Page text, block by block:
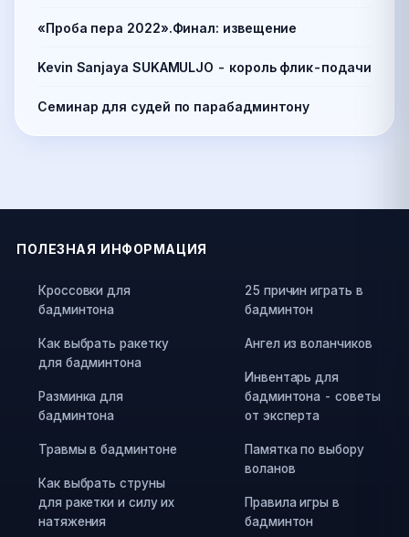
«Проба пера 2022».Финал: извещение
Kevin Sanjaya SUKAMULJO - король флик-подачи
Семинар для судей по парабадминтону
ПОЛЕЗНАЯ ИНФОРМАЦИЯ
Кроссовки для
бадминтона
Как выбрать ракетку
для бадминтона
Разминка для
бадминтона
Травмы в бадминтоне
Как выбрать струны
для ракетки и силу их
натяжения
25 причин играть в
бадминтон
Ангел из воланчиков
Инвентарь для
бадминтона - советы
от эксперта
Памятка по выбору
воланов
Правила игры в
бадминтон